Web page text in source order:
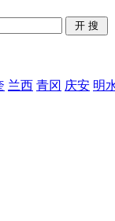
兰西 青冈 庆安 明